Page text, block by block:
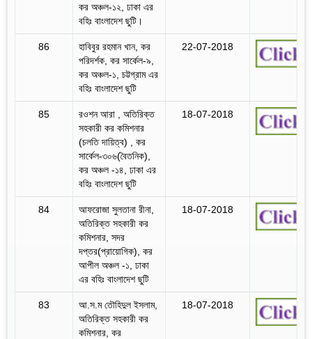
কর অঞ্চল-১২, ঢাকা এর
বহিঃ বাংলাদেশ ছুটি।
86
হাবিবুর রহমান খান, কর
পরিদর্শক, কর সার্কেল-৯,
কর অঞ্চল-১, চট্টগ্রাম এর
বহিঃ বাংলাদেশ ছুটি
22-07-2018
85
রওশন আরা , অতিরিক্ত
সহকারী কর কমিশনার
(চলতি দায়িত্ব) , কর
সার্কেল-৩০৬(বৈতনিক),
কর অঞ্চল -১৪, ঢাকা এর
বহিঃ বাংলাদেশ ছুটি
18-07-2018
84
আফরোজা সুলতানা রীনা,
অতিরিক্ত সহকারী কর
কমিশনার, সদর
দপ্তর(প্রায়োগিক), কর
আপীল অঞ্চল -১, ঢাকা
এর বহিঃ বাংলাদেশ ছুটি
18-07-2018
83
আ.স.ম তৌহিদুল ইসলাম,
অতিরিক্ত সহকারী কর
কমিশনার, কর
18-07-2018